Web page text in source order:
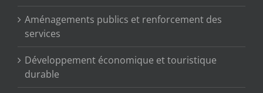
Aménagements publics et renforcement des
services
Développement économique et touristique
durable